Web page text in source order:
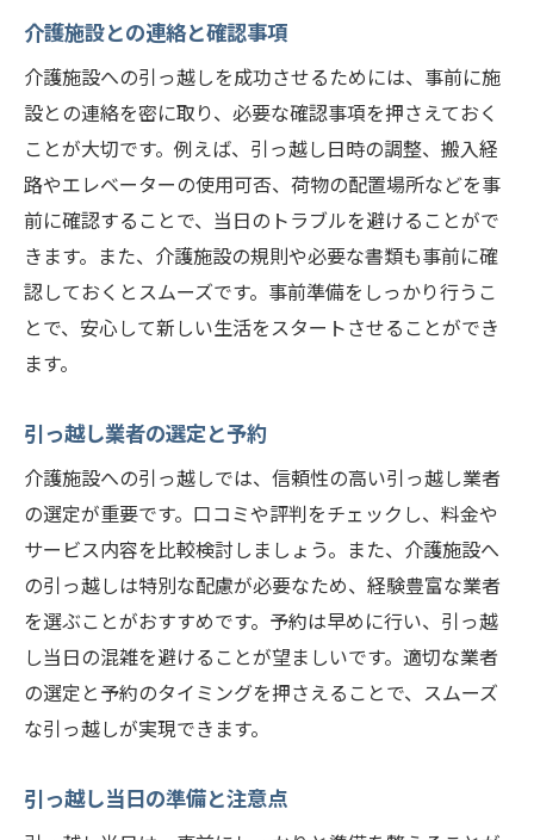
費用の予算オーバーを避ける
新しい環境への適応を助ける引っ越し後の生活
準備
新しい生活リズムの確立
地域のコミュニティとの関わり方
施設内の活動やイベントへの参加
医療機関やサポートサービスの確認
家族や友人との連絡手段確保
スムーズな引っ越しのための札幌市介護施設周
辺情報
施設周辺の買い物スポット
近隣の医療機関や薬局
交通機関とアクセス情報
地域の公園やリラクゼーションスポット
役所や公共施設の所在地
緊急時の避難場所と連絡先
安心して介護施設への引っ越しを終えるための
引っ越し前の最終確認事項
介護施設との連絡と確認事項
介護施設への引っ越しを成功させるためには、事前に施
設との連絡を密に取り、必要な確認事項を押さえておく
ことが大切です。例えば、引っ越し日時の調整、搬入経
路やエレベーターの使用可否、荷物の配置場所などを事
前に確認することで、当日のトラブルを避けることがで
きます。また、介護施設の規則や必要な書類も事前に確
認しておくとスムーズです。事前準備をしっかり行うこ
とで、安心して新しい生活をスタートさせることができ
ます。
引っ越し業者の選定と予約
介護施設への引っ越しでは、信頼性の高い引っ越し業者
の選定が重要です。口コミや評判をチェックし、料金や
サービス内容を比較検討しましょう。また、介護施設へ
の引っ越しは特別な配慮が必要なため、経験豊富な業者
を選ぶことがおすすめです。予約は早めに行い、引っ越
し当日の混雑を避けることが望ましいです。適切な業者
の選定と予約のタイミングを押さえることで、スムーズ
な引っ越しが実現できます。
引っ越し当日の準備と注意点